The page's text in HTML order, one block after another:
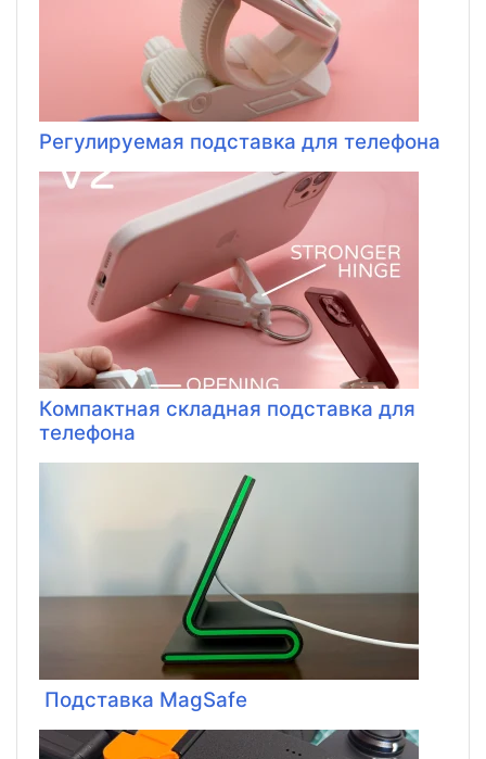
Регулируемая подставка для телефона
Компактная складная подставка для
телефона
Подставка MagSafe